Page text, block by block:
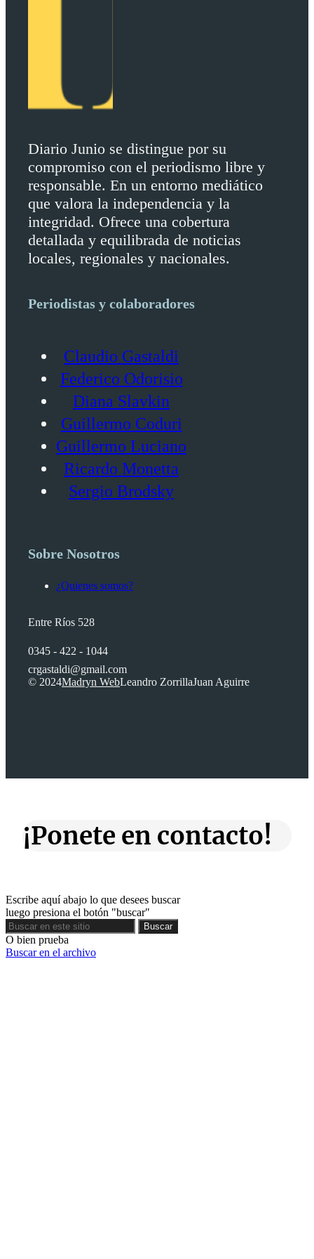
Diario Junio se distingue por su
compromiso con el periodismo libre y
responsable. En un entorno mediático
que valora la independencia y la
integridad. Ofrece una cobertura
detallada y equilibrada de noticias
locales, regionales y nacionales.
Periodistas y colaboradores
Claudio Gastaldi
Federico Odorisio
Diana Slavkin
Guillermo Coduri
Guillermo Luciano
Ricardo Monetta
Sergio Brodsky
Sobre Nosotros
¿Quienes somos?
Entre Ríos 528
0345 - 422 - 1044
crgastaldi@gmail.com
© 2024Madryn WebLeandro ZorrillaJuan Aguirre
¡Ponete en contacto!
Escribe aquí abajo lo que desees buscar
luego presiona el botón "buscar"
Buscar
Buscar
O bien prueba
Buscar en el archivo